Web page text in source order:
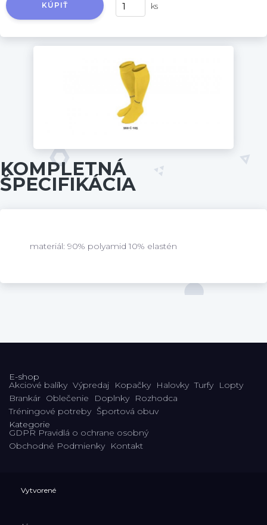
ks
KÚPIŤ
KOMPLETNÁ
ŠPECIFIKÁCIA
materiál: 90% polyamid 10% elastén
E-shop
Akciové balíky Výpredaj Kopačky Halovky Turfy
Lopty
Brankár Oblečenie Doplnky
Rozhodca
Tréningové potreby Športová obuv
Kategorie
GDPR Pravidlá o ochrane osobný
Obchodné Podmienky
Kontakt
Vytvorené